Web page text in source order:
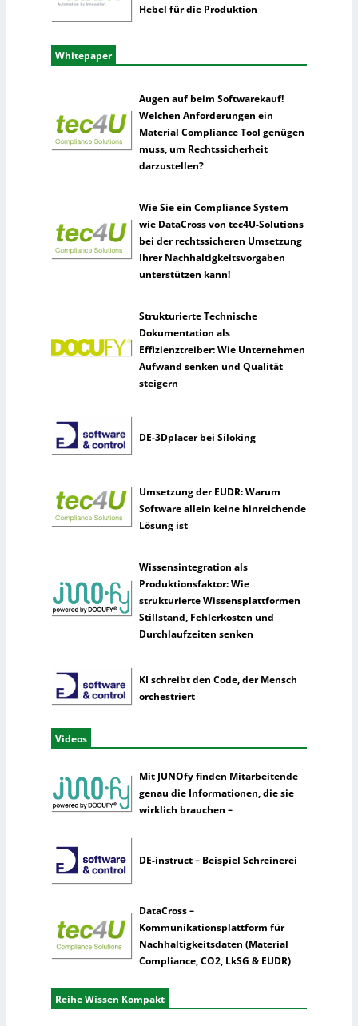
Hebel für die Produktion
Whitepaper
Augen auf beim Softwarekauf!
Welchen Anforderungen ein
Material Compliance Tool genügen
muss, um Rechtssicherheit
darzustellen?
Wie Sie ein Compliance System
wie DataCross von tec4U-Solutions
bei der rechtssicheren Umsetzung
Ihrer Nachhaltigkeitsvorgaben
unterstützen kann!
Strukturierte Technische
Dokumentation als
Effizienztreiber: Wie Unternehmen
Aufwand senken und Qualität
steigern
DE-3Dplacer bei Siloking
Umsetzung der EUDR: Warum
Software allein keine hinreichende
Lösung ist
Wissensintegration als
Produktionsfaktor: Wie
strukturierte Wissensplattformen
Stillstand, Fehlerkosten und
Durchlaufzeiten senken
KI schreibt den Code, der Mensch
orchestriert
Videos
Mit JUNOfy finden Mitarbeitende
genau die Informationen, die sie
wirklich brauchen –
DE-instruct – Beispiel Schreinerei
DataCross –
Kommunikationsplattform für
Nachhaltigkeitsdaten (Material
Compliance, CO2, LkSG & EUDR)
Reihe Wissen Kompakt